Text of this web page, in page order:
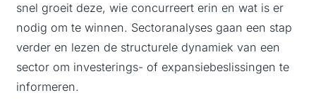
snel groeit deze, wie concurreert erin en wat is er
nodig om te winnen. Sectoranalyses gaan een stap
verder en lezen de structurele dynamiek van een
sector om investerings- of expansiebeslissingen te
informeren.